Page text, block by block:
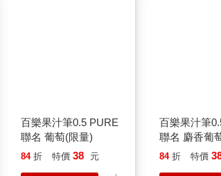
百樂果汁筆0.5 PURE
聯名 葡萄(限量)
84 折 特價 38 元
百樂果汁筆
聯名 麝香葡
84 折 特價